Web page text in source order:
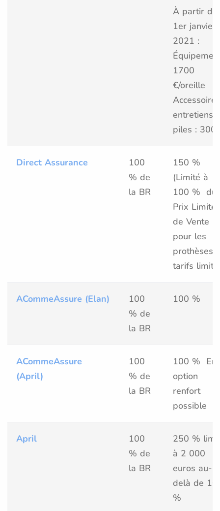
À partir du
1er janvier
2021 :
1700
€/oreille
entretiens
piles : 300
Direct Assurance
100
% de
la BR
150 %
(Limité à
100 % du
Prix Limité
de Vente
pour les
prothèses
tarifs
ACommeAssure (Elan)
100
% de
la BR
100 %
ACommeAssure
(April)
100
% de
la BR
100 % En
option
renfort
possible
April
100
% de
la BR
250 %
à 2 000
euros au-
delà de
%